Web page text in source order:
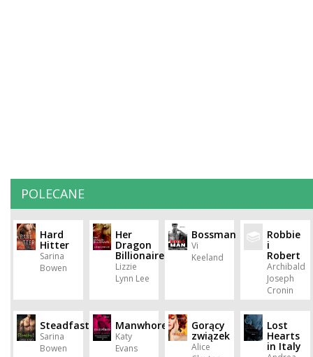
POLECANE
Hard
Hitter
Sarina
Bowen
Her
Dragon
Billionaire
Lizzie
Lynn Lee
Bossman
Vi
Keeland
Robbie
i
Robert
Archibald
Joseph
Cronin
Steadfast
Sarina
Bowen
Manwhore
Katy
Evans
Gorący
związek
Alice
Lost
Hearts
in Italy